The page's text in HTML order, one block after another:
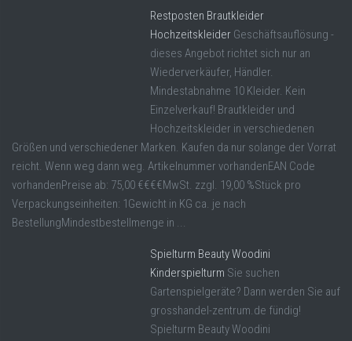
Restposten Brautkleider
Hochzeitskleider Geschäftsauflösung -
dieses Angebot richtet sich nur an
Wiederverkäufer, Händler.
Mindestabnahme 10 Kleider. Kein
Einzelverkauf! Brautkleider und
Hochzeitskleider in verschiedenen
Größen und verschiedener Marken. Kaufen da nur solange der Vorrat
reicht. Wenn weg dann weg. Artikelnummer vorhandenEAN Code
vorhandenPreise ab: 75,00 €€€€MwSt. zzgl. 19,00 %Stück pro
Verpackungseinheiten: 1Gewicht in KG ca. je nach
BestellungMindestbestellmenge in ...
Spielturm Beauty Woodini
Kinderspielturm Sie suchen
Gartenspielgeräte? Dann werden Sie auf
grosshandel-zentrum.de fündig!
Spielturm Beauty Woodini